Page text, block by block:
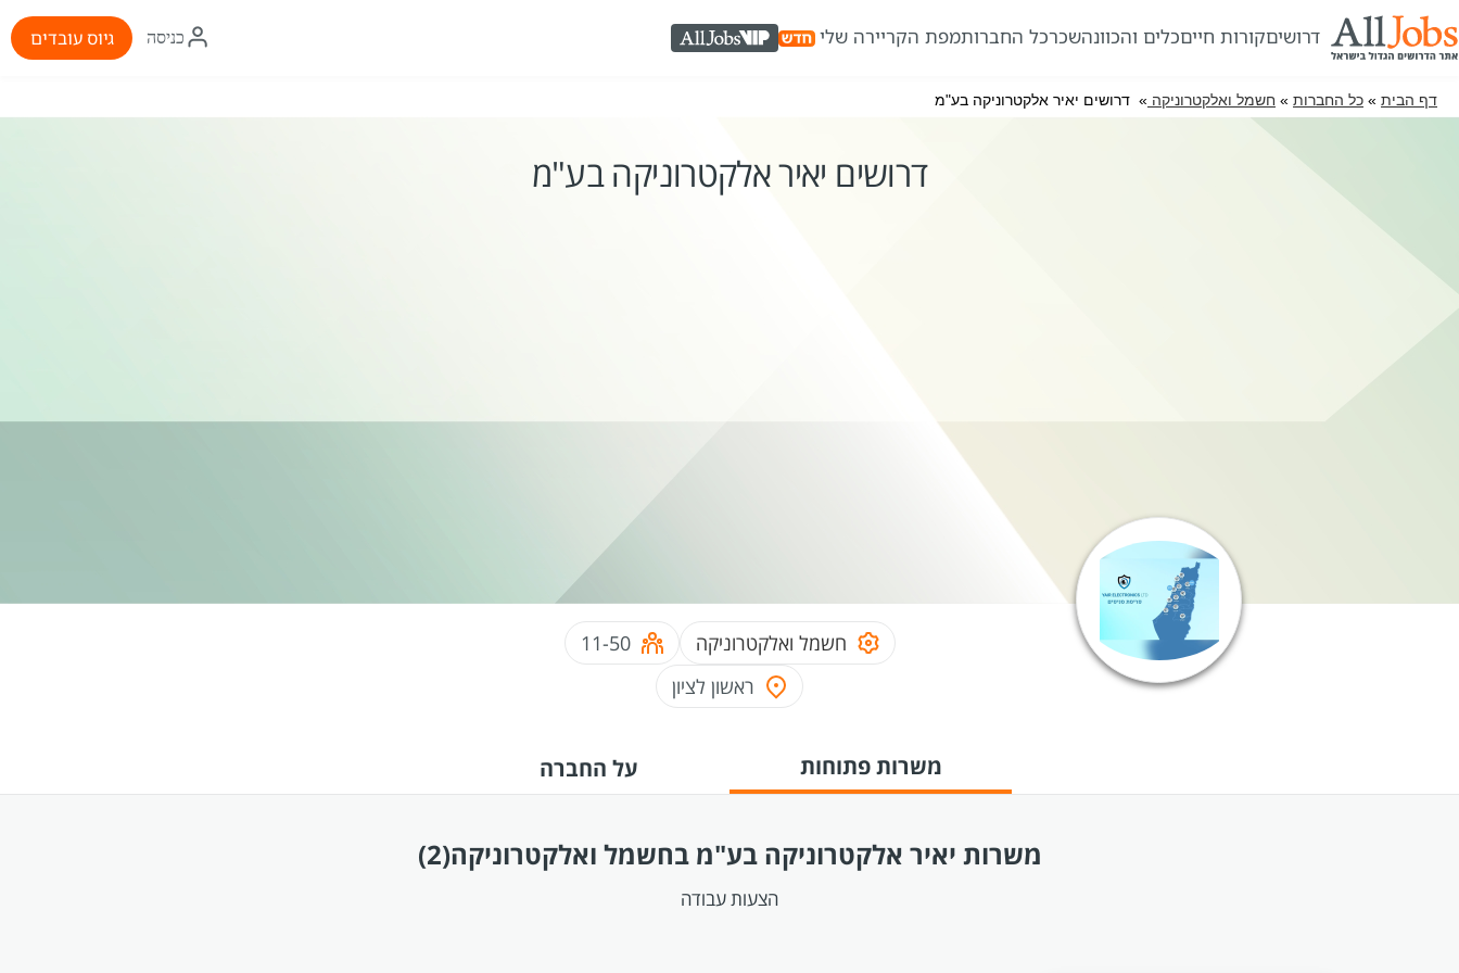
דרושיםקורות חייםכלים והכוונהשכרכל החברותמפת הקריירה שלי AllJobs VIP
איקון
התחברות
כניסה גיוס עובדים
דף הבית » כל החברות » חשמל ואלקטרוניקה » דרושים יאיר אלקטרוניקה בע"מ
דרושים יאיר אלקטרוניקה בע"מ
חשמל ואלקטרוניקה
11-50
ראשון לציון
משרות פתוחות על החברה
משרות יאיר אלקטרוניקה בע"מ בחשמל ואלקטרוניקה(2)
הצעות עבודה